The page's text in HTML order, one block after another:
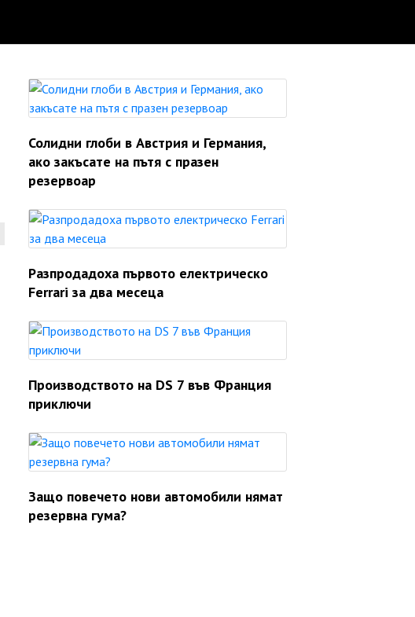
Солидни глоби в Австрия и Германия,
ако закъсате на пътя с празен
резервоар
Разпродадоха първото електрическо
Ferrari за два месеца
Производството на DS 7 във Франция
приключи
Защо повечето нови автомобили нямат
резервна гума?